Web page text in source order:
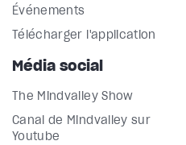
Événements
Télécharger l'application
Média social
The Mindvalley Show
Canal de Mindvalley sur
Youtube